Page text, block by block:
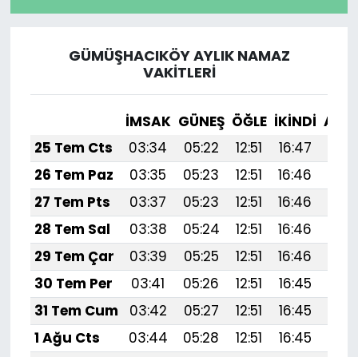
GÜMÜŞHACIKÖY AYLIK NAMAZ
VAKITLERI
İMSAK GÜNEŞ ÖĞLE İKINDI
25 Tem Cts
03:34 05:22 12:51 16:47
26 Tem Paz
03:35 05:23 12:51 16:46
27 Tem Pts
03:37 05:23 12:51 16:46
28 Tem Sal
03:38 05:24 12:51 16:46
29 Tem Çar
03:39 05:25 12:51 16:46
30 Tem Per
03:41 05:26 12:51 16:45
31 Tem Cum
03:42 05:27 12:51 16:45
1 Ağu Cts
03:44 05:28 12:51 16:45
YAŞAM
Yazarlar